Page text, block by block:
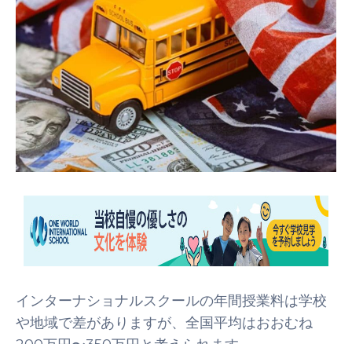
インターナショナルスクールの年間授業料は学校
や地域で差がありますが、全国平均はおおむね